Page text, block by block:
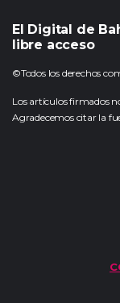
El Digital de
libre acceso
©Todos los derechos
Los artículos firmados
Agradecemos citar la